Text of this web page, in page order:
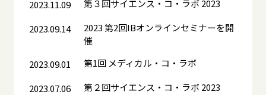
2023.11.09 第３回サイエンス・コ・ラボ 2023
2023.09.14
2023 第2回IBオンラインセミナーを開
催
2023.09.01
第1回 メディカル・コ・ラボ
2023.07.06 第２回サイエンス・コ・ラボ 2023